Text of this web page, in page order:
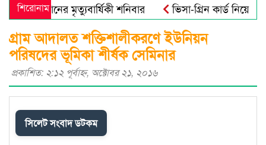
শিরোনাম
আলী খানের মৃত্যুবার্ষিকী শনিবার
ভিসা-গ্রিন কার্ড নিয়ে
নতুন বাংলাদেশের পথচলা শুরু হবে জুলাই
গ্রাম আদালত শক্তিশালীকরণে ইউনিয়ন
পরিষদের ভূমিকা শীর্ষক সেমিনার
প্রকাশিত: ২:১২ পূর্বাহ্ণ, অক্টোবর ২১, ২০১৬
সিলেট সংবাদ ডটকম